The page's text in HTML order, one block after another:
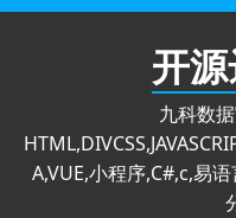
跳
开
九科数
A,VUE,小程序,C#,c,易